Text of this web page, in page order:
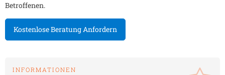
Betroffenen.
Kostenlose Beratung Anfordern
INFORMATIONEN